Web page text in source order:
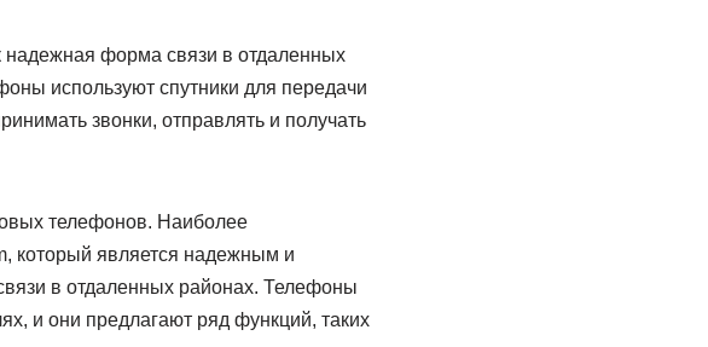
форма связи в отдаленных
используют спутники для передачи
звонки, отправлять и получать
телефонов. Наиболее
который является надежным и
в отдаленных районах. Телефоны
и они предлагают ряд функций, таких